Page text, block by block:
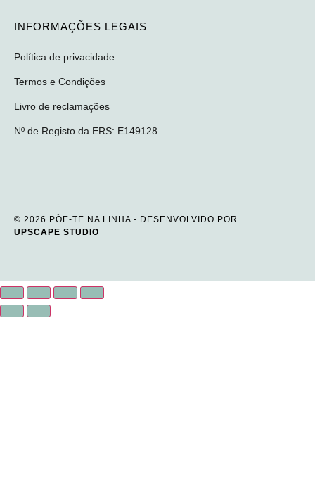
INFORMAÇÕES LEGAIS
Política de privacidade
Termos e Condições
Livro de reclamações
Nº de Registo da ERS: E149128
© 2026 PÕE-TE NA LINHA - DESENVOLVIDO POR
UPSCAPE STUDIO